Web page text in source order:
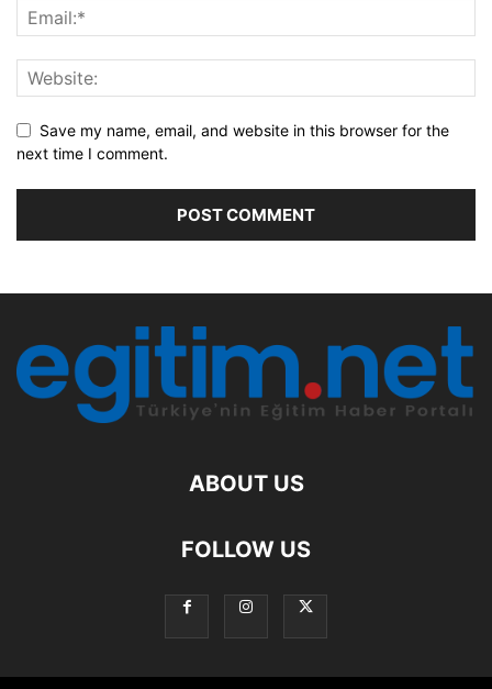
Save my name, email, and website in this browser for the
next time I comment.
ABOUT US
FOLLOW US